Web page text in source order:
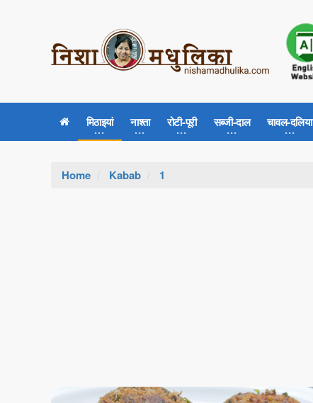
मिठाइयां नाश्ता रोटी-पूरी सब्जी-दाल चावल-दलिया
Home Kabab 1